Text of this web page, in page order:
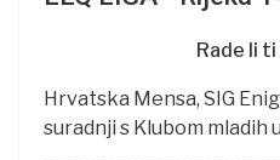
Rade li
Hrvatska Mensa, SIG
suradnji s Klubom mladih u